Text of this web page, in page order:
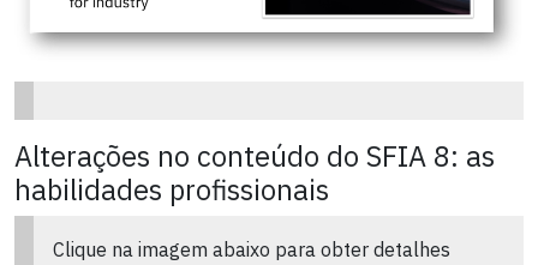
Alterações no conteúdo do SFIA 8: as
habilidades profissionais
Clique na imagem abaixo para obter detalhes